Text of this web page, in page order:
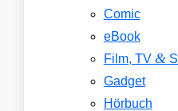
Comic
eBook
Film, TV &
Gadget
Hörbuch